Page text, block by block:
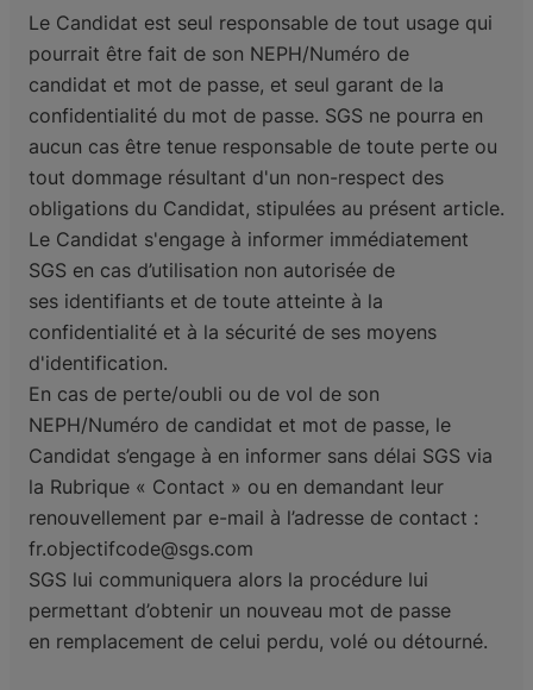
Le Candidat est seul responsable de tout usage qui
pourrait être fait de son NEPH/Numéro de
candidat et mot de passe, et seul garant de la
confidentialité du mot de passe. SGS ne pourra en
aucun cas être tenue responsable de toute perte ou
tout dommage résultant d'un non-respect des
obligations du Candidat, stipulées au présent article.
Le Candidat s'engage à informer immédiatement
SGS en cas d’utilisation non autorisée de
ses identifiants et de toute atteinte à la
confidentialité et à la sécurité de ses moyens
d'identification.
En cas de perte/oubli ou de vol de son
NEPH/Numéro de candidat et mot de passe, le
Candidat s’engage à en informer sans délai SGS via
la Rubrique « Contact » ou en demandant leur
renouvellement par e-mail à l’adresse de contact :
fr.objectifcode@sgs.com
SGS lui communiquera alors la procédure lui
permettant d’obtenir un nouveau mot de passe
en remplacement de celui perdu, volé ou détourné.